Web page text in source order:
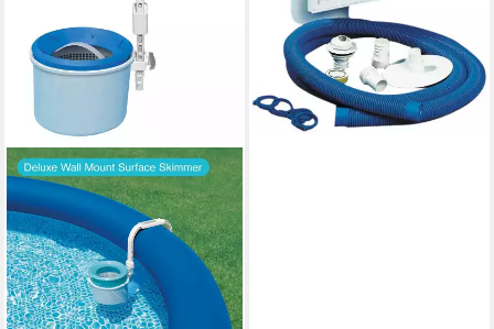
lieferbar - in 6-8 Werktagen bei dir